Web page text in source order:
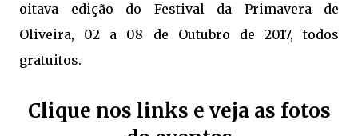
oitava edição do Festival da Primavera de
Oliveira, 02 a 08 de Outubro de 2017, todos
gratuitos.
Clique nos links e veja as fotos